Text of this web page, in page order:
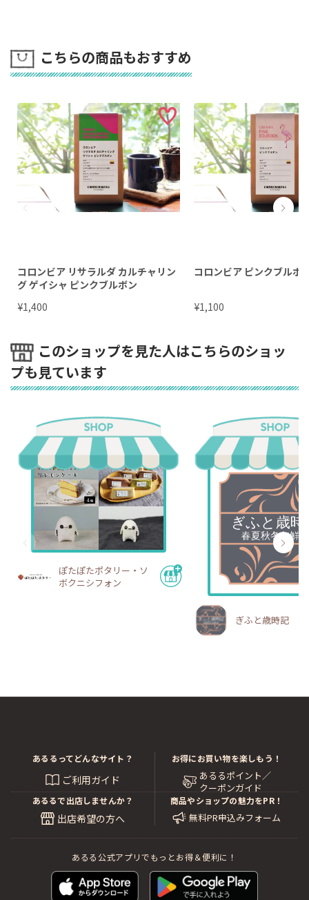
こちらの商品もおすすめ
コロンビア リサラルダ カルチャリン
グ ゲイシャ ピンクブルボン
¥1,400
コロンビア ピンクブルボ
¥1,100
このショップを見た人はこちらのショッ
プも見ています
ぽたぽたポタリー・ソ
ボクニシフォン
ぎふと歳時記
あるるってどんなサイト？
ご利用ガイド
お得にお買い物を楽しもう！
あるるポイント／
クーポンガイド
あるるで出店しませんか？
出店希望の方へ
商品やショップの魅力をPR！
無料PR申込みフォーム
あるる公式アプリでもっとお得＆便利に！